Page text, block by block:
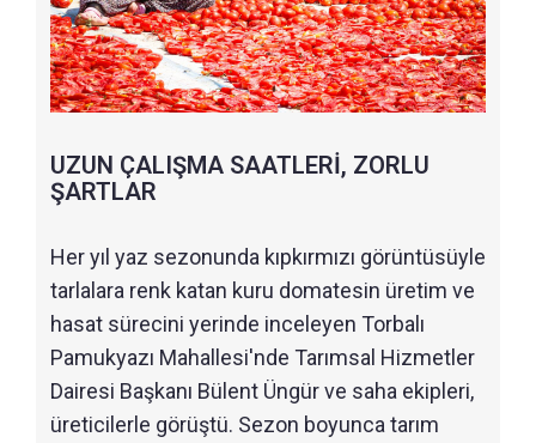
UZUN ÇALIŞMA SAATLERİ, ZORLU
ŞARTLAR
Her yıl yaz sezonunda kıpkırmızı görüntüsüyle
tarlalara renk katan kuru domatesin üretim ve
hasat sürecini yerinde inceleyen Torbalı
Pamukyazı Mahallesi'nde Tarımsal Hizmetler
Dairesi Başkanı Bülent Üngür ve saha ekipleri,
üreticilerle görüştü. Sezon boyunca tarım